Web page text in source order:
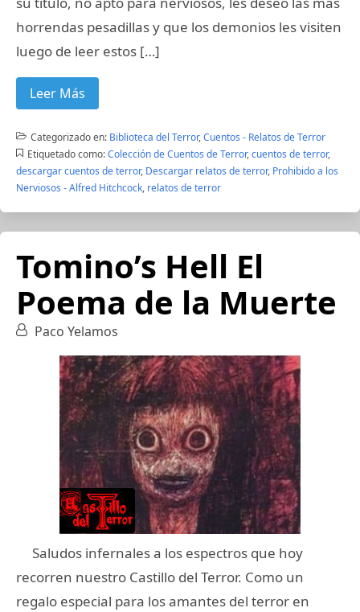
horrendas pesadillas y que los demonios les visiten
luego de leer estos […]
Leer Más
Categorizado en: Biblioteca del Terror,Cuentos - Relatos de Terror
Etiquetado como: Colección de Cuentos de Terror,cuentos de terror,
descargar cuentos de terror, Descargar relatos de terror, Prohibido a los
Nerviosos - Alfred Hitchcock, relatos de terror
Tomino’s Hell El
Poema de la Muerte
Paco Yelamos
Saludos infernales a los espectros que hoy
recorren nuestro Castillo del Terror. Como un
regalo especial para los amantes del terror en